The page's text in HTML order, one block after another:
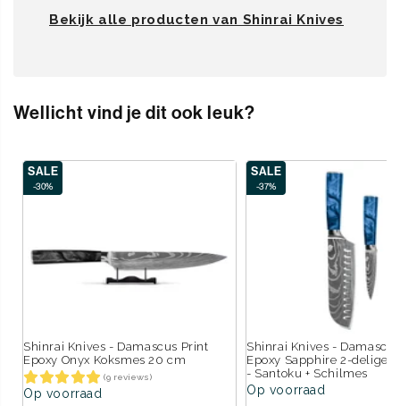
Bekijk alle producten van Shinrai Knives
Wellicht vind je dit ook leuk?
SALE
-30%
Shinrai Knives - Damascus Print
Epoxy Onyx Koksmes 20 cm
(9 reviews)
Op voorraad
SALE
-37%
Shinrai Knives -
Epoxy Sapphire 2-delige
- Santoku + Schilmes
Op voorraad